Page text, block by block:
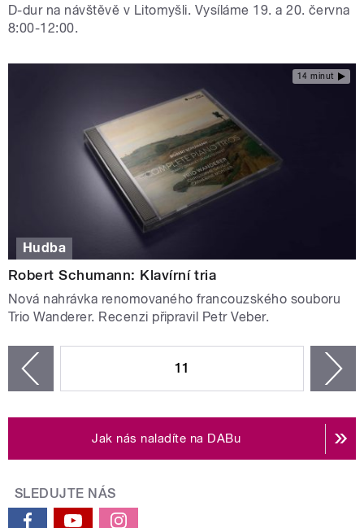
D-dur na návštěvě v Litomyšli. Vysíláme 19. a 20. června
8:00-12:00.
14 minut
Hudba
Robert Schumann: Klavírní tria
Nová nahrávka renomovaného francouzského souboru
Trio Wanderer. Recenzi připravil Petr Veber.
11
Jak nás naladíte na DABu
SLEDUJTE NÁS